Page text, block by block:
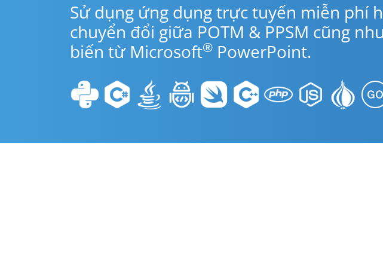
Sử dụng ứng dụng trực tuyến miễn phí
chuyển đổi giữa POTM & PPSM cũng
biến từ Microsoft® PowerPoint.